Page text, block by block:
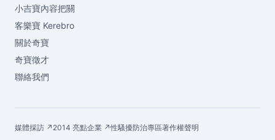
小吉寶內容把關
客樂寶 Kerebro
關於奇寶
奇寶徵才
聯絡我們
媒體採訪 ↗ 2014 亮點企業 ↗性騷擾防治專區著作權聲明